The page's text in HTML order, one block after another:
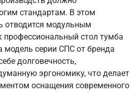
стандартам. В этом
отводится модульным
стол тумба
серии СПС от бренда
долговечность,
эргономику, что делает
оснащения современного